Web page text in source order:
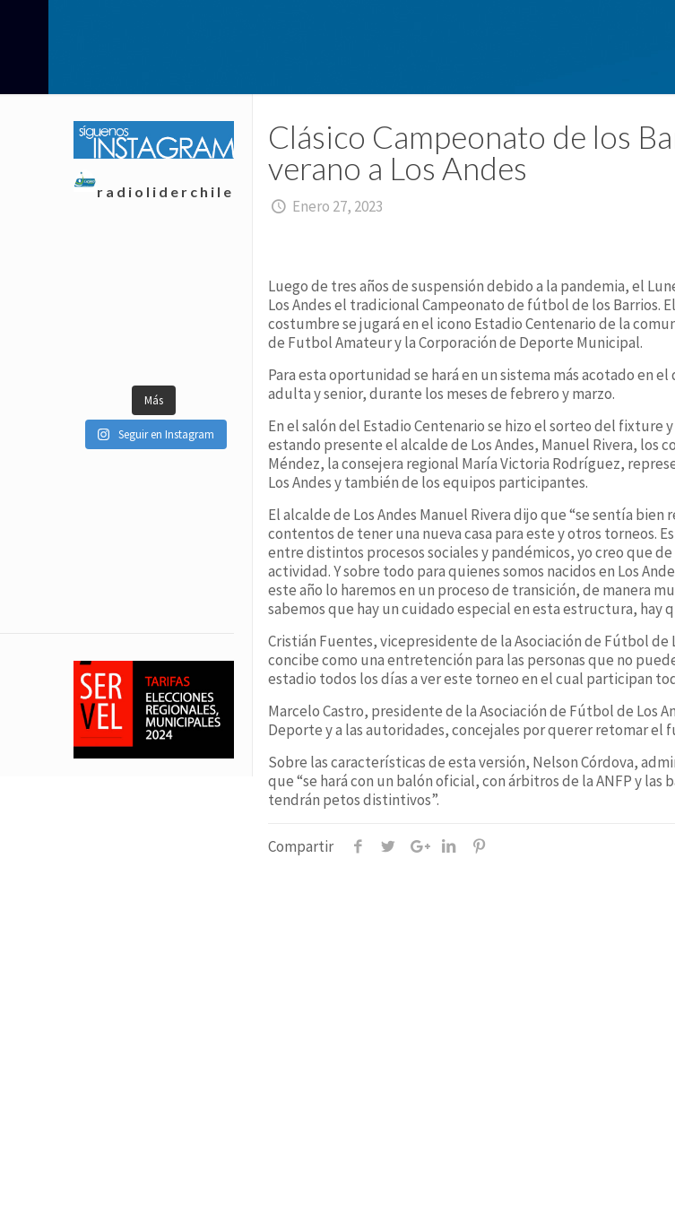
Clásico Campeonato de los
verano a Los Andes
Enero 27, 2023
Luego de tres años de suspensión debido a la pandemia, el
Los Andes el tradicional Campeonato de fútbol de los Barrios.
costumbre se jugará en el icono Estadio Centenario de la
de Futbol Amateur y la Corporación de Deporte Municipal.
Para esta oportunidad se hará en un sistema más acotado en
adulta y senior, durante los meses de febrero y marzo.
En el salón del Estadio Centenario se hizo el sorteo del fixture
estando presente el alcalde de Los Andes, Manuel Rivera, los
Méndez, la consejera regional María Victoria Rodríguez,
Los Andes y también de los equipos participantes.
El alcalde de Los Andes Manuel Rivera dijo que “se sentía
contentos de tener una nueva casa para este y otros torneos.
entre distintos procesos sociales y pandémicos, yo creo que
actividad. Y sobre todo para quienes somos nacidos en Los
este año lo haremos en un proceso de transición, de manera
sabemos que hay un cuidado especial en esta estructura, hay
Cristián Fuentes, vicepresidente de la Asociación de Fútbol de
concibe como una entretención para las personas que no
estadio todos los días a ver este torneo en el cual participan
Marcelo Castro, presidente de la Asociación de Fútbol de Los
Deporte y a las autoridades, concejales por querer retomar el
Sobre las características de esta versión, Nelson Córdova,
que “se hará con un balón oficial, con árbitros de la ANFP y
tendrán petos distintivos”.
Compartir
radioliderchile
Más
Seguir en Instagram